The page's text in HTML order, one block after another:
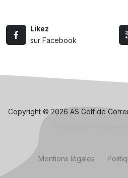
Likez
sur Facebook
Copyright © 2026 AS Golf de
Mentions légales